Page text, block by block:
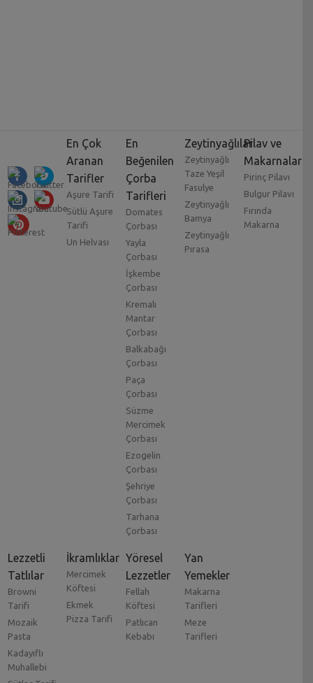
En Çok
Aranan
Tarifler
Aşure Tarifi
Sütlü Aşure
Tarifi
Un Helvası
En
Beğenilen
Çorba
Tarifleri
Domates
Çorbası
Yayla
Çorbası
İşkembe
Çorbası
Kremalı
Mantar
Çorbası
Balkabağı
Çorbası
Paça
Çorbası
Süzme
Mercimek
Çorbası
Ezogelin
Çorbası
Şehriye
Çorbası
Tarhana
Çorbası
Zeytinyağlılar
Zeytinyağlı
Taze Yeşil
Fasulye
Zeytinyağlı
Bamya
Zeytinyağlı
Pırasa
Pilav ve
Makarnalar
Pirinç Pilavı
Bulgur Pilavı
Fırında
Makarna
Lezzetli
Tatlılar
Browni
Tarifi
Mozaik
Pasta
Kadayıflı
Muhallebi
İkramlıklar
Mercimek
Köftesi
Ekmek
Pizza Tarifi
Yöresel
Lezzetler
Fellah
Köftesi
Patlıcan
Kebabı
Yan
Yemekler
Makarna
Tarifleri
Meze
Tarifleri